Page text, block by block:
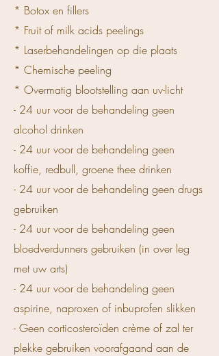
* Botox en fillers
* Fruit of milk acids peelings
* Laserbehandelingen op die plaats
* Chemische peeling
* Overmatig blootstelling aan uv-licht
- 24 uur voor de behandeling geen
alcohol drinken
- 24 uur voor de behandeling geen
koffie, redbull, groene thee drinken
- 24 uur voor de behandeling geen drugs
gebruiken
- 24 uur voor de behandeling geen
bloedverdunners gebruiken (in over leg
met uw arts)
- 24 uur voor de behandeling geen
aspirine, naproxen of inbuprofen slikken
- Geen corticosteroïden crème of zal ter
plekke gebruiken voorafgaand aan de